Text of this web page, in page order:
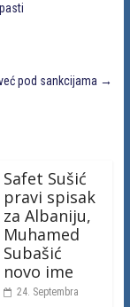
pod sankcijama →
Safet Sušić
pravi spisak
za Albaniju,
Muhamed
Subašić
novo ime
24. Septembra